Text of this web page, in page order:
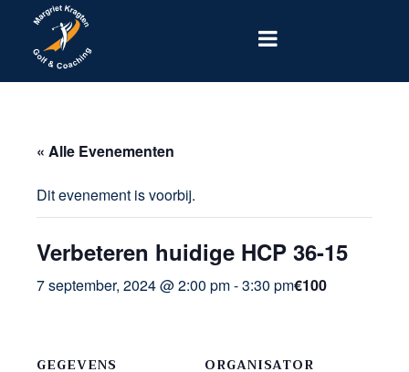
« Alle Evenementen
Dit evenement is voorbij.
Verbeteren huidige HCP 36-15
7 september, 2024 @ 2:00 pm-3:30 pm€100
GEGEVENS ORGANISATOR